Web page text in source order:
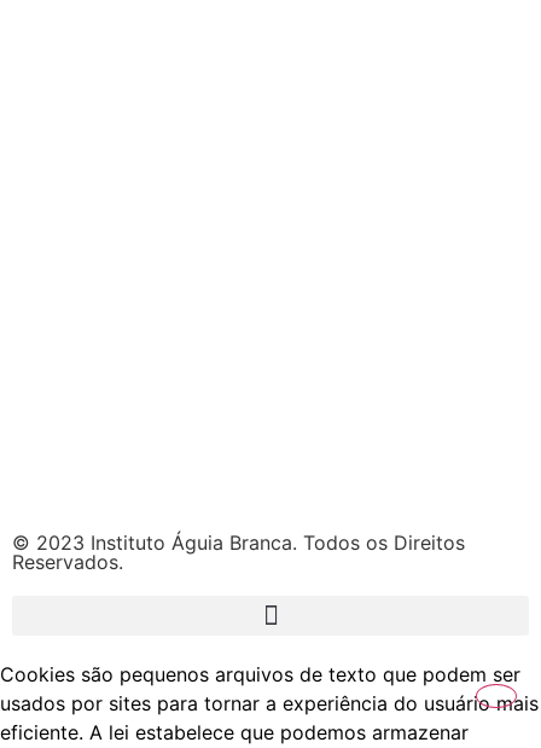
© 2023 Instituto Águia Branca. Todos os Direitos
Reservados.
Cookies são pequenos arquivos de texto que podem ser
usados por sites para tornar a experiência do usuário mais
eficiente. A lei estabelece que podemos armazenar